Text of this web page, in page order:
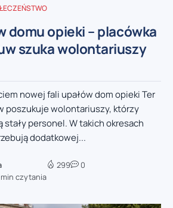
domu opieki – placówka
szuka wolontariuszy
nowej fali upałów dom opieki Ter
poszukuje wolontariuszy, którzy
personel. W takich okresach
dodatkowej...
min czytania
299 0